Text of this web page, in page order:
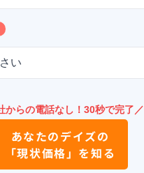
い
からの電話なし！30秒で完了／
あなたのデイズの
「現状価格」を知る